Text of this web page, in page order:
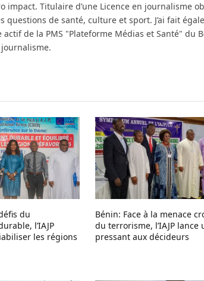
impact. Titulaire d’une Licence en journalisme
questions de santé, culture et sport. J’ai fait
de la PMS "Plateforme Médias et Santé" du
journalisme.
du
l’IAJP
les régions
Bénin: Face à la menace
du terrorisme, l’IAJP lance
pressant aux décideurs